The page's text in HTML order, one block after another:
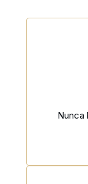
Nunca